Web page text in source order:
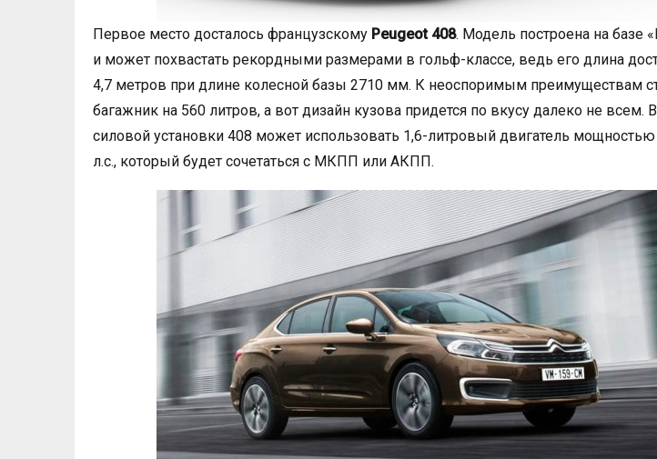
Первое место досталось французскому Peugeot 408. Модель построена на базе
и может похвастать рекордными размерами в гольф-классе, ведь его длина
4,7 метров при длине колесной базы 2710 мм. К неоспоримым преимуществам
багажник на 560 литров, а вот дизайн кузова придется по вкусу далеко не всем.
силовой установки 408 может использовать 1,6-литровый двигатель
л.с., который будет сочетаться с МКПП или АКПП.